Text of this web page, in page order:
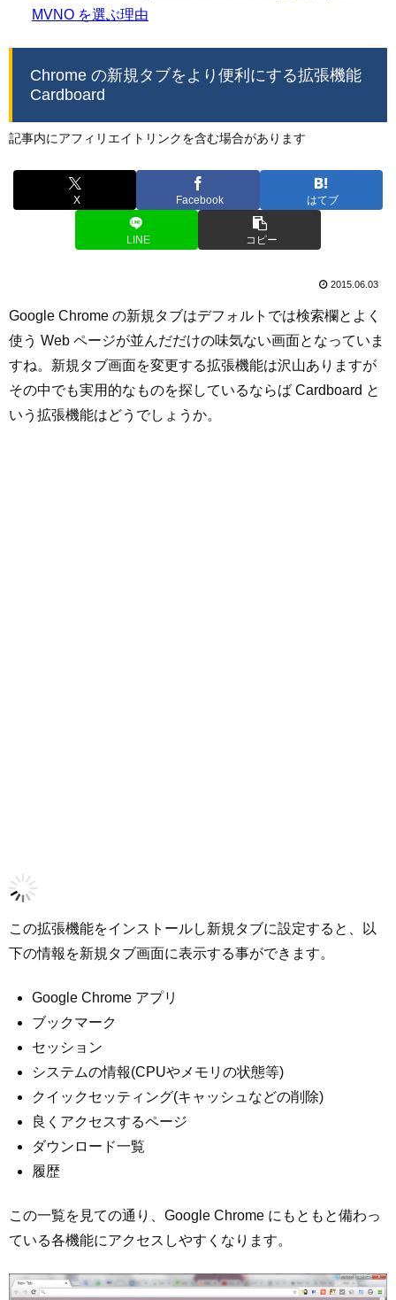
MVNO を選ぶ理由
Chrome の新規タブをより便利にする拡張機能
Cardboard
記事内にアフィリエイトリンクを含む場合があります
X Facebook はてブ
LINE コピー
2015.06.03
Google Chrome の新規タブはデフォルトでは検索欄とよく
使う Web ページが並んだだけの味気ない画面となっていま
すね。新規タブ画面を変更する拡張機能は沢山ありますが
その中でも実用的なものを探しているならば Cardboard と
いう拡張機能はどうでしょうか。
この拡張機能をインストールし新規タブに設定すると、以
下の情報を新規タブ画面に表示する事ができます。
Google Chrome アプリ
ブックマーク
セッション
システムの情報(CPUやメモリの状態等)
クイックセッティング(キャッシュなどの削除)
良くアクセスするページ
ダウンロード一覧
履歴
この一覧を見ての通り、Google Chrome にもともと備わっ
ている各機能にアクセスしやすくなります。